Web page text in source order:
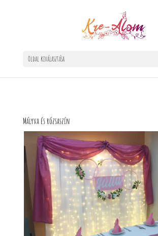
Oldal kiválasztása
Mályva és rózsaszín